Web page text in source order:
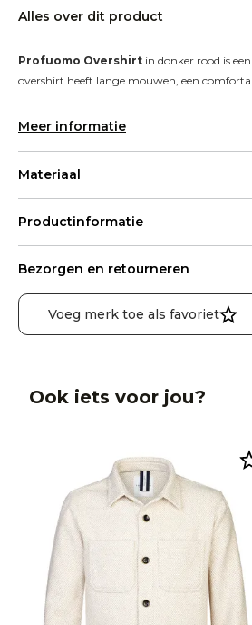
Alles over dit product
Profuomo Overshirt in donker rood is
overshirt heeft lange mouwen, een
Meer informatie
Materiaal
Productinformatie
Bezorgen en retourneren
Voeg merk toe als favoriet
Ook iets voor jou?